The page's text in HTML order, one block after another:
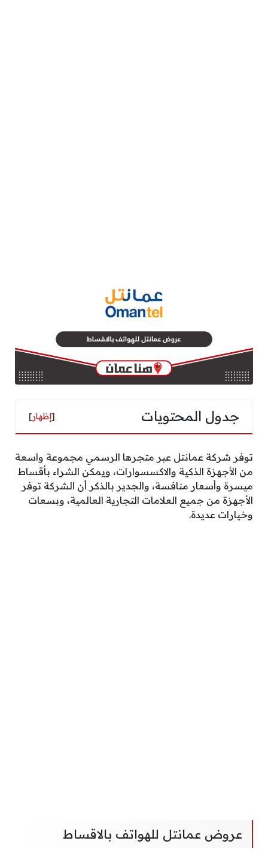
جدول المحتويات [إظهار]
توفر شركة عمانتل عبر متجرها الرسمي مجموعة واسعة
من الأجهزة الذكية والاكسسوارات، ويمكن الشراء بأقساط
ميسرة وأسعار منافسة، والجدير بالذكر أن الشركة توفر
الأجهزة من جميع العلامات التجارية العالمية، وبسعات
وخيارات عديدة.
عروض عمانتل للهواتف بالاقساط